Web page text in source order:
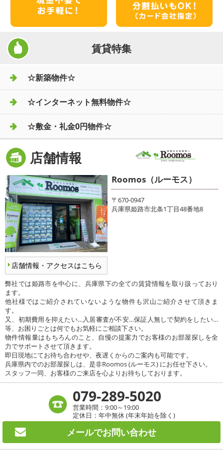
賃貸特集
☆新築物件☆
☆インターネット無料物件☆
☆敷金・礼金0円物件☆
店舗情報
店舗情報・アクセスはこちら
Roomos（ルーモス）
〒670-0947
兵庫県姫路市北条1丁目48番地8
弊社では姫路市を中心に、兵庫県下の全ての賃貸情報を取り扱っており
ます。
他社様ではご紹介されていないような物件も沢山ご紹介させて頂きま
す。
又、初期費用を抑えたい…入居審査が不安…保証人無しで契約をしたい…
等、お困りごとは何でもお気軽にご相談下さい。
物件情報量はもちろんのこと、自慢の提案力でお客様のお部屋探しを全
力でサポートさせて頂きます。
即日現地にてお待ち合わせや、夜遅くからのご案内も可能です。
兵庫県内でのお部屋探しは、是非Roomos (ルーモス) にお任せ下さい。
スタッフ一同、お客様のご来店を心よりお待ちしております。
079-289-5020
営業時間：9:00～19:00
定休日：年中無休 (年末年始を除く)
メールでお問い合わせ